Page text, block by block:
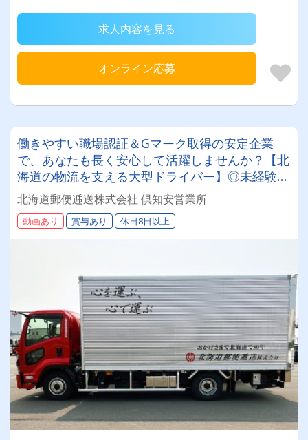
求人内容を見る
オンライン応募
働きやすい職場認証＆Gマーク取得の安定企業
で、あなたも長く安心して活躍しませんか？【北
海道の物流を支える大型ドライバー】◎未経験歓
迎◎残業月平均8～9時間◎賞与年3回（昨年度実
績：計4.05ヶ月分）◎カゴ台車メイン
北海道郵便逓送株式会社 倶知安営業所
動画あり 賞与あり 休日8日以上